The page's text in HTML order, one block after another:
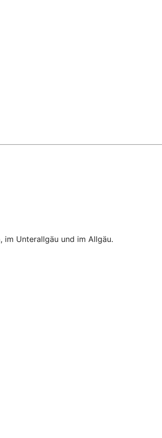
im Unterallgäu und im Allgäu.